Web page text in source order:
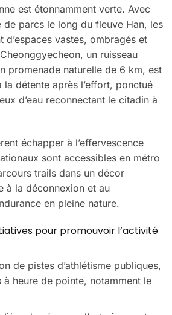
est étonnamment verte. Avec
de parcs le long du fleuve Han, les
d’espaces vastes, ombragés et
un ruisseau
promenade naturelle de 6 km, est
détente après l’effort, ponctué
d’eau reconnectant le citadin à
échapper à l’effervescence
sont accessibles en métro
trails dans un décor
à la déconnexion et au
en pleine nature.
pour promouvoir l’activité
de pistes d’athlétisme publiques,
à heure de pointe, notamment le